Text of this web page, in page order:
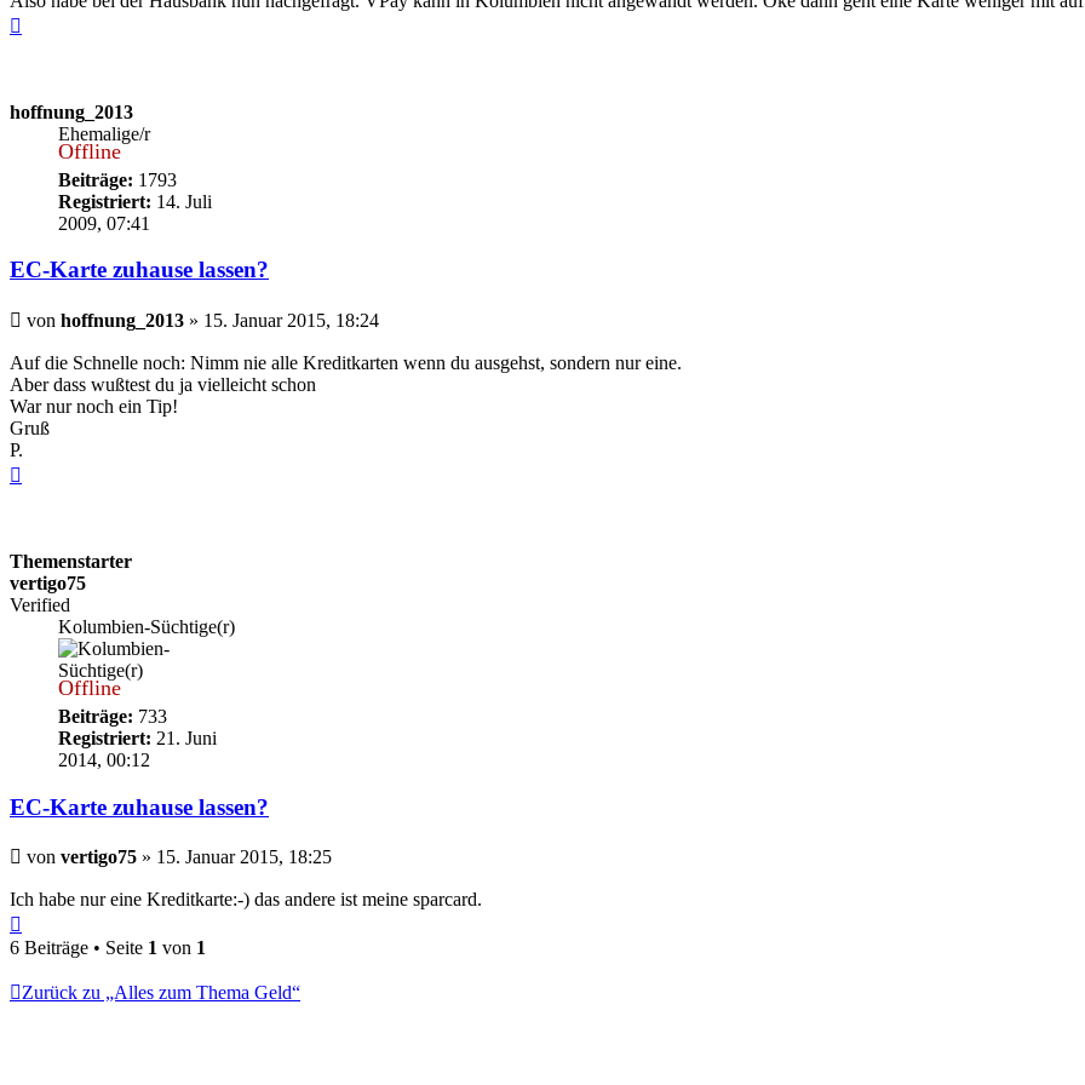
hoffnung_2013
Ehemalige/r
Offline
Beiträge: 1793
Registriert: 14. Juli
2009, 07:41
EC-Karte zuhause lassen?
Beitrag
von hoffnung_2013 » 15. Januar 2015, 18:24
Auf die Schnelle noch: Nimm nie alle Kreditkarten wenn du ausgehst, sondern nur eine.
Aber dass wußtest du ja vielleicht schon
War nur noch ein Tip!
Gruß
P.
Themenstarter
vertigo75
Verified
Kolumbien-Süchtige(r)
Offline
Beiträge: 733
Registriert: 21. Juni
2014, 00:12
EC-Karte zuhause lassen?
Beitrag
von vertigo75 » 15. Januar 2015, 18:25
Ich habe nur eine Kreditkarte:-) das andere ist meine sparcard.
oben
6 Beiträge • Seite 1 von 1
Zurück zu „Alles zum Thema Geld“